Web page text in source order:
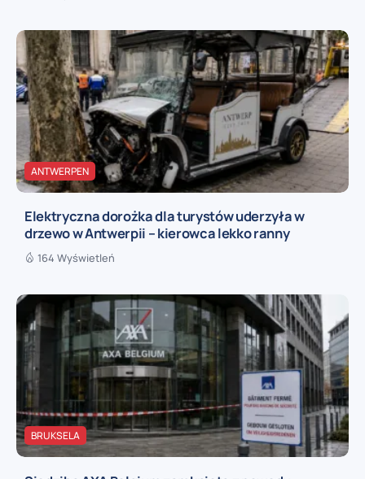
ANTWERPEN
Elektryczna dorożka dla turystów uderzyła w
drzewo w Antwerpii – kierowca lekko ranny
164 Wyświetleń
BRUKSELA